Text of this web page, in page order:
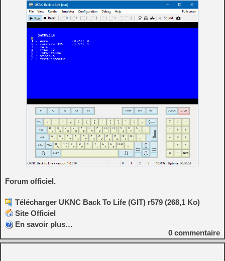
Forum officiel.
Télécharger UKNC Back To Life (GIT) r579 (268,1 Ko)
Site Officiel
En savoir plus…
0 commentaire